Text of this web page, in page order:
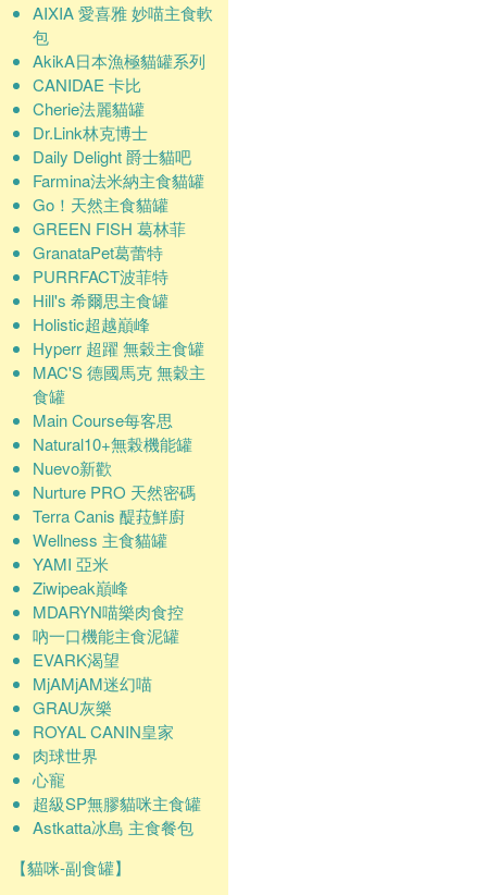
AIXIA 愛喜雅 妙喵主食軟
包
AkikA日本漁極貓罐系列
CANIDAE 卡比
Cherie法麗貓罐
Dr.Link林克博士
Daily Delight 爵士貓吧
Farmina法米納主食貓罐
Go！天然主食貓罐
GREEN FISH 葛林菲
GranataPet葛蕾特
PURRFACT波菲特
Hill's 希爾思主食罐
Holistic超越巔峰
Hyperr 超躍 無穀主食罐
MAC'S 德國馬克 無穀主
食罐
Main Course每客思
Natural10+無榖機能罐
Nuevo新歡
Nurture PRO 天然密碼
Terra Canis 醍菈鮮廚
Wellness 主食貓罐
YAMI 亞米
Ziwipeak巔峰
MDARYN喵樂肉食控
吶一口機能主食泥罐
EVARK渴望
MjAMjAM迷幻喵
GRAU灰樂
ROYAL CANIN皇家
肉球世界
心寵
超級SP無膠貓咪主食罐
Astkatta冰島 主食餐包
【貓咪-副食罐】